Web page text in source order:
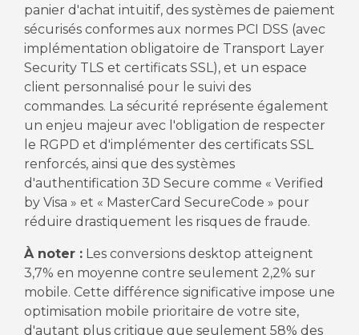
panier d'achat intuitif, des systèmes de paiement
sécurisés conformes aux normes PCI DSS (avec
implémentation obligatoire de Transport Layer
Security TLS et certificats SSL), et un espace
client personnalisé pour le suivi des
commandes. La sécurité représente également
un enjeu majeur avec l'obligation de respecter
le RGPD et d'implémenter des certificats SSL
renforcés, ainsi que des systèmes
d'authentification 3D Secure comme « Verified
by Visa » et « MasterCard SecureCode » pour
réduire drastiquement les risques de fraude.
À noter :Les conversions desktop atteignent
3,7% en moyenne contre seulement 2,2% sur
mobile. Cette différence significative impose une
optimisation mobile prioritaire de votre site,
d'autant plus critique que seulement 58% des